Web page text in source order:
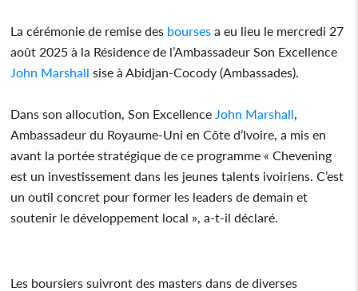
La cérémonie de remise des bourses a eu lieu le mercredi 27
août 2025 à la Résidence de l’Ambassadeur Son Excellence
John Marshall sise à Abidjan-Cocody (Ambassades).
Dans son allocution, Son Excellence John Marshall
Ambassadeur du Royaume-Uni en Côte d’Ivoire, a mis en
avant la portée stratégique de ce programme « Chevening
est un investissement dans les jeunes talents ivoiriens. C’est
un outil concret pour former les leaders de demain et
soutenir le développement local », a-t-il déclaré.
Les boursiers suivront des masters dans de diverses